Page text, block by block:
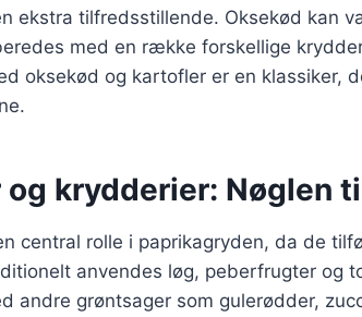
ekstra tilfredsstillende. Oksekød kan
med en række forskellige
oksekød og kartofler er en klassiker,
og krydderier: Nøglen
central rolle i paprikagryden, da de
anvendes løg, peberfrugter og
andre grøntsager som gulerødder,